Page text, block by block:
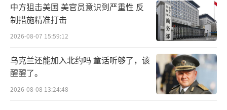
中方狙击美国 美官员意识到严重性 反
制措施精准打击
2026-08-07 15:59:12
乌克兰还能加入北约吗 童话听够了，该
醒醒了。
2026-08-08 13:24:48